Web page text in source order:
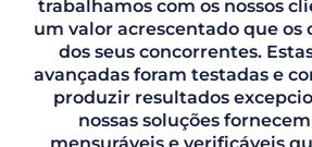
trabalhamos com os nossos
um valor acrescentado que os
dos seus concorrentes.
avançadas foram testadas e
produzir resultados
nossas soluções